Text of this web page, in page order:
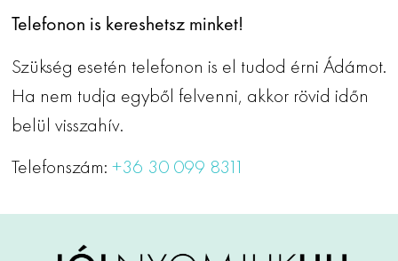
Telefonon is kereshetsz minket!
Szükség esetén telefonon is el tudod érni Ádámot.
Ha nem tudja egyből felvenni, akkor rövid időn
belül visszahív.
Telefonszám:+36 30 099 8311